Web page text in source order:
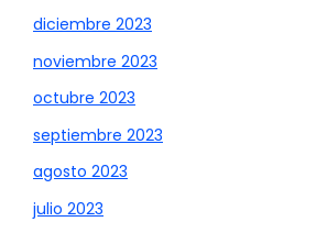
diciembre 2023
noviembre 2023
octubre 2023
septiembre 2023
agosto 2023
julio 2023